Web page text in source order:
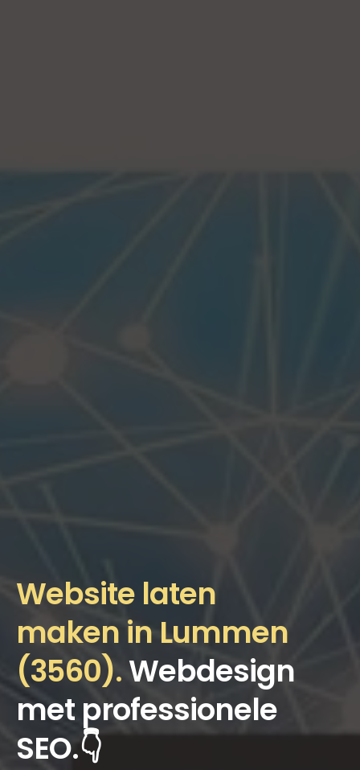
Website laten
maken in Lummen
(3560).Webdesign
met professionele
SEO.👇